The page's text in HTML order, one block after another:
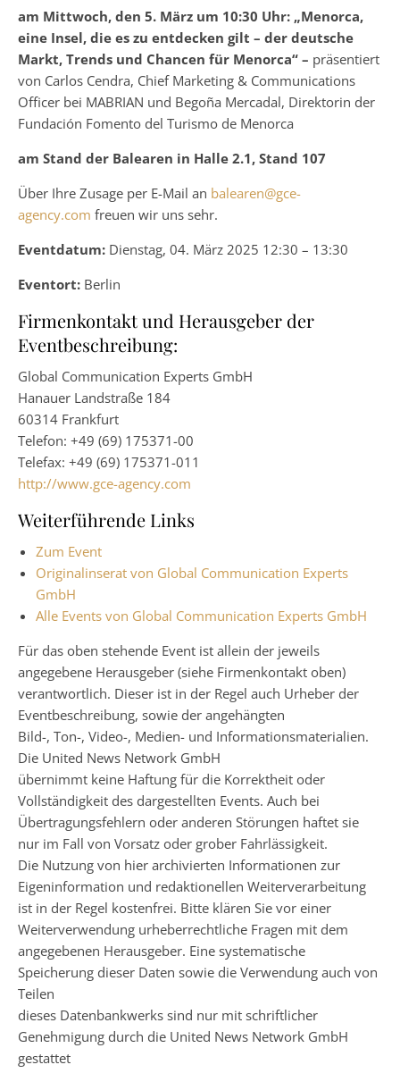
am Mittwoch, den 5. März um 10:30 Uhr: „Menorca,
eine Insel, die es zu entdecken gilt – der deutsche
Markt, Trends und Chancen für Menorca“ – präsentiert
von Carlos Cendra, Chief Marketing & Communications
Officer bei MABRIAN und Begoña Mercadal, Direktorin der
Fundación Fomento del Turismo de Menorca
am Stand der Balearen in Halle 2.1, Stand 107
Über Ihre Zusage per E-Mail an balearen@gce-
agency.com freuen wir uns sehr.
Eventdatum: Dienstag, 04. März 2025 12:30 – 13:30
Eventort: Berlin
Firmenkontakt und Herausgeber der
Eventbeschreibung:
Global Communication Experts GmbH
Hanauer Landstraße 184
60314 Frankfurt
Telefon: +49 (69) 175371-00
Telefax: +49 (69) 175371-011
http://www.gce-agency.com
Weiterführende Links
Zum Event
Originalinserat von Global Communication Experts
GmbH
Alle Events von Global Communication Experts GmbH
Für das oben stehende Event ist allein der jeweils
angegebene Herausgeber (siehe Firmenkontakt oben)
verantwortlich. Dieser ist in der Regel auch Urheber der
Eventbeschreibung, sowie der angehängten
Bild-, Ton-, Video-, Medien- und Informationsmaterialien.
Die United News Network GmbH
übernimmt keine Haftung für die Korrektheit oder
Vollständigkeit des dargestellten Events. Auch bei
Übertragungsfehlern oder anderen Störungen haftet sie
nur im Fall von Vorsatz oder grober Fahrlässigkeit.
Die Nutzung von hier archivierten Informationen zur
Eigeninformation und redaktionellen Weiterverarbeitung
ist in der Regel kostenfrei. Bitte klären Sie vor einer
Weiterverwendung urheberrechtliche Fragen mit dem
angegebenen Herausgeber. Eine systematische
Speicherung dieser Daten sowie die Verwendung auch von
Teilen
dieses Datenbankwerks sind nur mit schriftlicher
Genehmigung durch die United News Network GmbH
gestattet